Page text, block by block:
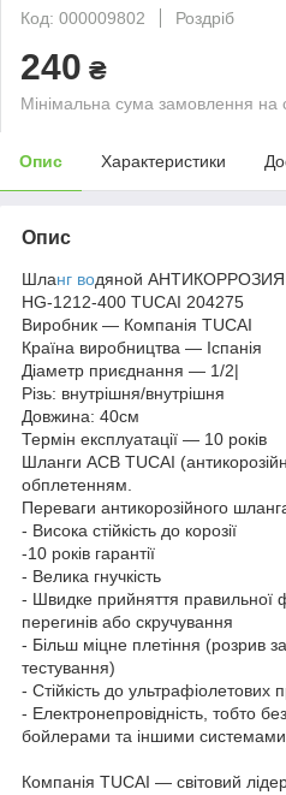
Код: 000009802
Роздріб
240 ₴
Мінімальна сума замовлення на
Опис Характеристики
Опис
Шланг водяной АНТИКОРРОЗИЯ
HG-1212-400 TUCAI 204275
Виробник — Компанія TUCAI
Країна виробництва — Іспанія
Діаметр приєднання — 1/2|
Різь: внутрішня/внутрішня
Довжина: 40см
Термін експлуатації — 10 років
Шланги ACB TUCAI
обплетенням.
Переваги антикорозійного
- Висока стійкість до корозії
-10 років гарантії
- Велика гнучкість
- Швидке прийняття правильної
перегинів або скручування
- Більш міцне плетіння (розрив
тестування)
- Стійкість до ультрафіолетових
- Електронепровідність, тобто
бойлерами та іншими системами.
Компанія TUCAI — світовий